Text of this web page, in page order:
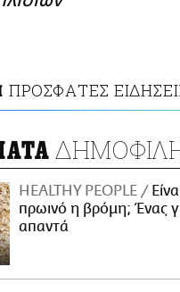
ΠΡΟΣΦΑΤΕΣ
HEALTHY PEOPLE
πρωινό η βρόμη; Ένας
απαντά